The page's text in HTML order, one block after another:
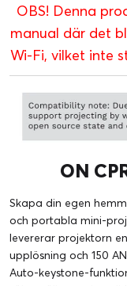
OBS! Denna
manual där det
Wi-Fi, vilket inte
ON
Skapa din egen
och portabla mini-
levererar projektorn
upplösning och 150
Auto-keystone-